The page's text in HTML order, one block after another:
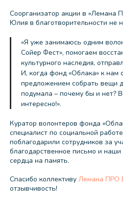
Соорганизатор акции в «Лемана
Юлия в благотворительности не
«Я уже занимаюсь одним
Сойер Фест», помогаем
культурного наследия,
И, когда фонд «Облака» к нам
предложением собрать вещи
подумала – почему бы и нет?
интересно!».
Куратор волонтеров фонда
специалист по социальной
поблагодарили сотрудников за
благодарственное письмо и
сердца на память.
Спасибо коллективу Лемана ПРО
отзывчивость!